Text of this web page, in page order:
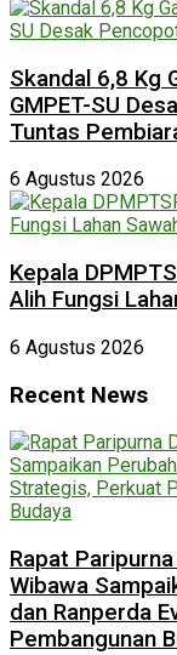
Skandal 6,8 Kg
GMPET-SU
Tuntas
6 Agustus 2026
Kepala
Alih Fungsi
6 Agustus 2026
Recent News
Rapat
Wibawa
dan Ranperda
Pembangunan